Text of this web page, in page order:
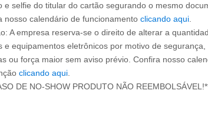
e selfie do titular do cartão segurando o mesmo
nosso calendário de funcionamento clicando aqui.
A empresa reserva-se o direito de alterar a
e equipamentos eletrônicos por motivo de segurança,
ou força maior sem aviso prévio. Confira nosso
clicando aqui.
DE NO-SHOW PRODUTO NÃO